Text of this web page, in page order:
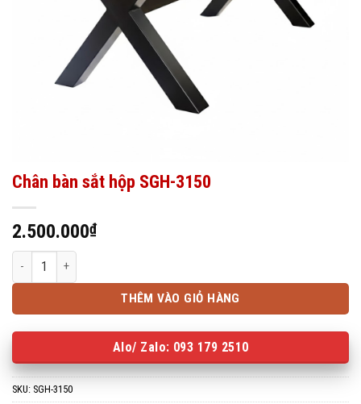
Chân bàn sắt hộp SGH-3150
2.500.000₫
Chân bàn sắt hộp SGH-3150 số lượng
THÊM VÀO GIỎ HÀNG
Alo/ Zalo: 093 179 2510
SKU: SGH-3150